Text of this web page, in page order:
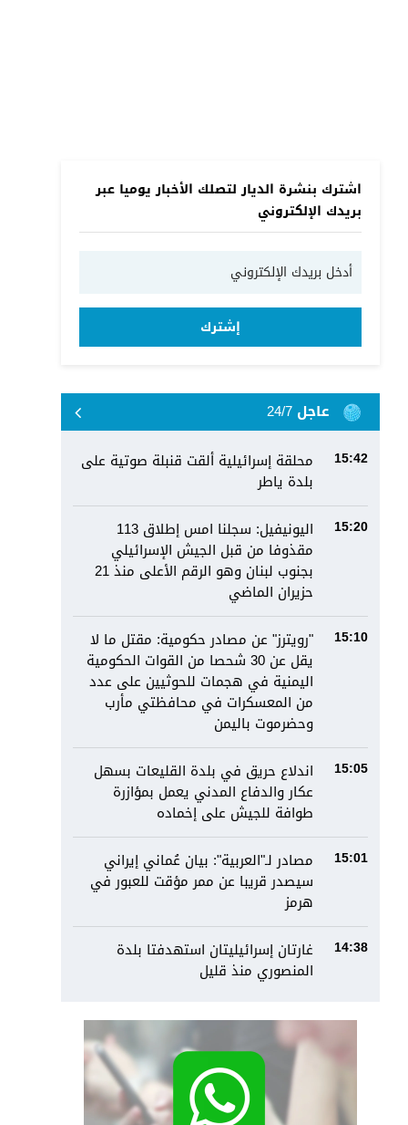
اشترك بنشرة الديار لتصلك الأخبار يوميا عبر
بريدك الإلكتروني
إشترك
عاجل 24/7
15:42
محلقة إسرائيلية ألقت قنبلة صوتية على
بلدة ياطر
15:20
اليونيفيل: سجلنا امس إطلاق 113
مقذوفا من قبل الجيش الإسرائيلي
بجنوب لبنان وهو الرقم الأعلى منذ 21
حزيران الماضي
15:10
"رويترز" عن مصادر حكومية: مقتل ما لا
يقل عن 30 شحصا من القوات الحكومية
اليمنية في هجمات للحوثيين على عدد
من المعسكرات في محافظتي مأرب
وحضرموت باليمن
15:05
اندلاع حريق في بلدة القليعات بسهل
عكار والدفاع المدني يعمل بمؤازرة
طوافة للجيش على إخماده
15:01
مصادر لـ"العربية": بيان عُماني إيراني
سيصدر قريبا عن ممر مؤقت للعبور في
هرمز
14:38
غارتان إسرائيليتان استهدفتا بلدة
المنصوري منذ قليل